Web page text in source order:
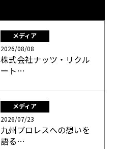
メディア
2026/08/08
株式会社ナッツ・リクル
ート…
メディア
2026/07/23
九州プロレスへの想いを
語る…